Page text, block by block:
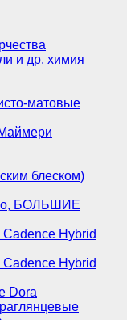
и др. химия
матовые
блеском)
БОЛЬШИЕ
Hybrid
Hybrid
Dora